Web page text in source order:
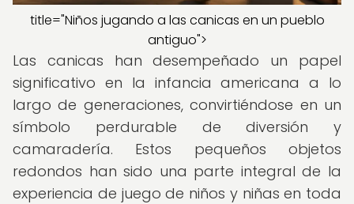
title="Niños jugando a las canicas en un pueblo
antiguo">
Las canicas han desempeñado un papel
significativo en la infancia americana a lo
largo de generaciones, convirtiéndose en un
símbolo perdurable de diversión y
camaradería. Estos pequeños objetos
redondos han sido una parte integral de la
experiencia de juego de niños y niñas en toda